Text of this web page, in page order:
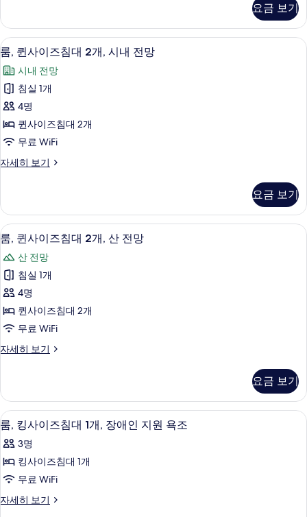
개
(High
Floor)
사
진
모
두
보
기
즈
침
대
2
개
(High
자
세
히
보
기
요금 보기
룸,
퀸
사
이
즈
침
대
2
시
내
전
망
사
진
모
두
보
고급 침구, 필로우탑 침대, 객실 내 금고
8
룸, 퀸사이즈침대 2개, 시내 전망
시내 전망
침실 1개
4명
퀸사이즈침대 2개
무료 WiFi
자세히 보기
룸,
즈
침
대
2
개,
시
전
망
자
세
히
요금 보기
룸,
퀸
사
이
즈
침
대
2
산
전
망
사
진
모
두
룸, 퀸사이즈침대 2개, 산 전망 | 고급
5
룸, 퀸사이즈침대 2개, 산 전망
산 전망
침실 1개
4명
퀸사이즈침대 2개
무료 WiFi
자세히 보기
룸,
즈
침
대
2
개,
산
망
자
세
요금 보기
룸,
킹
사
이
즈
침
샤워기/욕조 결합, 고급 세면용품, 헤
4
룸, 킹사이즈침대 1개, 장애인 지원 욕조
3명
킹사이즈침대 1개
무료 WiFi
자세히 보기
룸,